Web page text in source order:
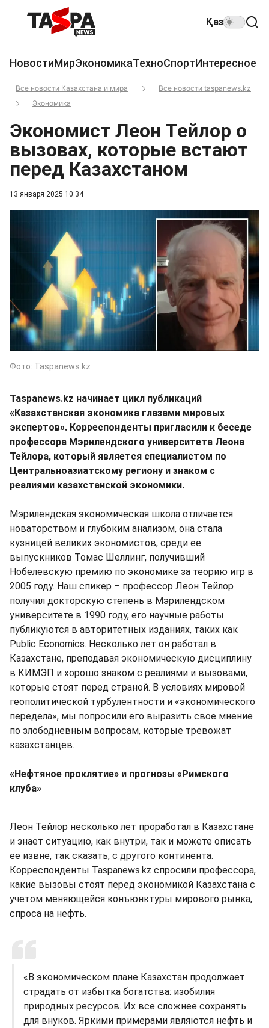
Қаз
НовостиМирЭкономикаТехноСпортИнтересное
Все новости Казахстана и мира
Все новости taspanews.kz
Экономика
13 января 2025 10:34
Экономист Леон Тейлор о
вызовах, которые встают
перед Казахстаном
Фото: Taspanews.kz
Taspanews.kz начинает цикл публикаций
«Казахстанская экономика глазами мировых
экспертов». Корреспонденты пригласили к беседе
профессора Мэрилендского университета Леона
Тейлора, который является специалистом по
Центральноазиатскому региону и знаком с
реалиями казахстанской экономики.
Мэрилендская экономическая школа отличается
новаторством и глубоким анализом, она стала
кузницей великих экономистов, среди ее
выпускников Томас Шеллинг, получивший
Нобелевскую премию по экономике за теорию игр в
2005 году. Наш спикер – профессор Леон Тейлор
получил докторскую степень в Мэрилендском
университете в 1990 году, его научные работы
публикуются в авторитетных изданиях, таких как
Public Economics. Несколько лет он работал в
Казахстане, преподавая экономическую дисциплину
в КИМЭП и хорошо знаком с реалиями и вызовами,
которые стоят перед страной. В условиях мировой
геополитической турбулентности и «экономического
передела», мы попросили его выразить свое мнение
по злободневным вопросам, которые тревожат
казахстанцев.
«Нефтяное проклятие» и прогнозы «Римского
клуба»
Леон Тейлор несколько лет проработал в Казахстане
и знает ситуацию, как внутри, так и можете описать
ее извне, так сказать, с другого континента.
Корреспонденты Taspanews.kz спросили профессора,
какие вызовы стоят перед экономикой Казахстана с
учетом меняющейся конъюнктуры мирового рынка,
спроса на нефть.
«В экономическом плане Казахстан продолжает
страдать от избытка богатства: изобилия
природных ресурсов. Их все сложнее сохранять
для внуков. Яркими примерами являются нефть и